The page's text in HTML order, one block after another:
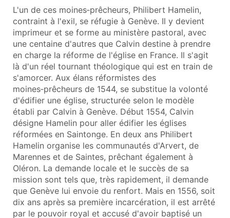
L'un de ces moines‑prêcheurs, Philibert Hamelin,
contraint à l'exil, se réfugie à Genève. Il y devient
imprimeur et se forme au ministère pastoral, avec
une centaine d'autres que Calvin destine à prendre
en charge la réforme de l'église en France. Il s'agit
là d'un réel tournant théologique qui est en train de
s'amorcer. Aux élans réformistes des
moines‑prêcheurs de 1544, se substitue la volonté
d'édifier une église, structurée selon le modèle
établi par Calvin à Genève. Début 1554, Calvin
désigne Hamelin pour aller édifier les églises
réformées en Saintonge. En deux ans Philibert
Hamelin organise les communautés d'Arvert, de
Marennes et de Saintes, prêchant également à
Oléron. La demande locale et le succès de sa
mission sont tels que, très rapidement, il demande
que Genève lui envoie du renfort. Mais en 1556, soit
dix ans après sa première incarcération, il est arrêté
par le pouvoir royal et accusé d'avoir baptisé un